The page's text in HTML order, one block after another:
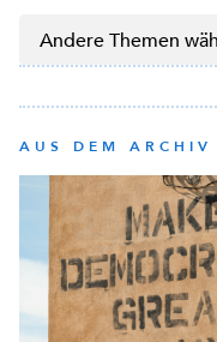
Andere Themen
AUS DEM ARCHIV